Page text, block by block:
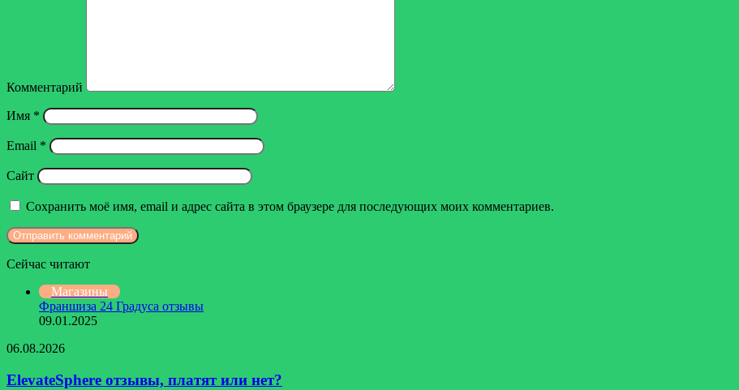
Комментарий
Имя *
Email *
Сайт
Сохранить моё имя, email и адрес сайта в этом браузере для последующих моих комментариев.
Сейчас читают
Магазины
Франшиза 24 Градуса отзывы
09.01.2025
ElevateSphere
платят
06.08.2026
ElevateSphere отзывы, платят или нет?